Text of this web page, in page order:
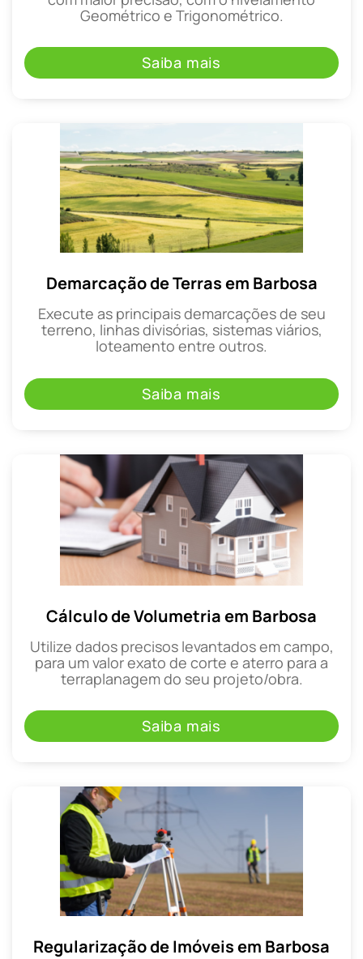
Geométrico e Trigonométrico.
Saiba mais
Demarcação de Terras em Barbosa
Execute as principais demarcações de seu
terreno, linhas divisórias, sistemas viários,
loteamento entre outros.
Saiba mais
Cálculo de Volumetria em Barbosa
Utilize dados precisos levantados em campo,
para um valor exato de corte e aterro para a
terraplanagem do seu projeto/obra.
Saiba mais
Regularização de Imóveis em Barbosa